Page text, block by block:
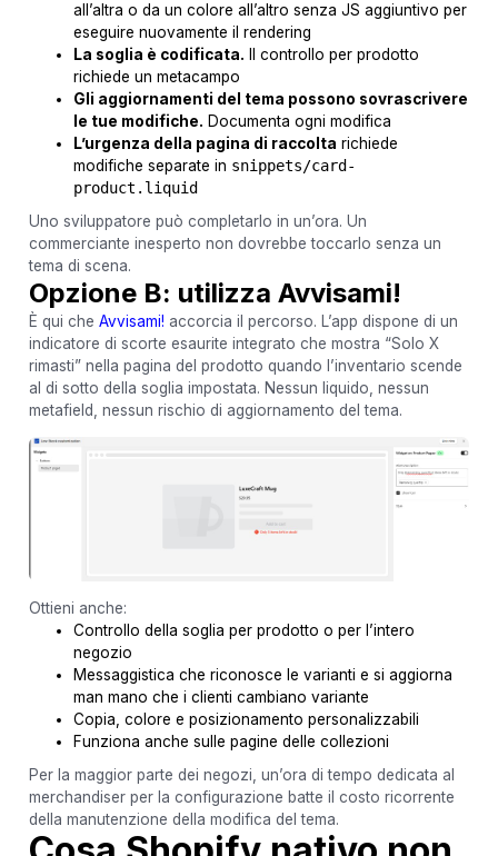
all’altra o da un colore all’altro senza JS aggiuntivo per
eseguire nuovamente il rendering
La soglia è codificata. Il controllo per prodotto
richiede un metacampo
Gli aggiornamenti del tema possono sovrascrivere
le tue modifiche. Documenta ogni modifica
L’urgenza della pagina di raccolta richiede
modifiche separate in snippets/card-
product.liquid
Uno sviluppatore può completarlo in un’ora. Un
commerciante inesperto non dovrebbe toccarlo senza un
tema di scena.
Opzione B: utilizza Avvisami!
È qui che Avvisami! accorcia il percorso. L’app dispone di un
indicatore di scorte esaurite integrato che mostra “Solo X
rimasti” nella pagina del prodotto quando l’inventario scende
al di sotto della soglia impostata. Nessun liquido, nessun
metafield, nessun rischio di aggiornamento del tema.
Ottieni anche:
Controllo della soglia per prodotto o per l’intero
negozio
Messaggistica che riconosce le varianti e si aggiorna
man mano che i clienti cambiano variante
Copia, colore e posizionamento personalizzabili
Funziona anche sulle pagine delle collezioni
Per la maggior parte dei negozi, un’ora di tempo dedicata al
merchandiser per la configurazione batte il costo ricorrente
della manutenzione della modifica del tema.